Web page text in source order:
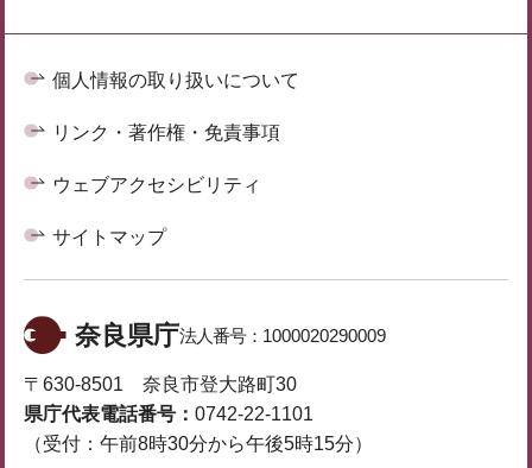
個人情報の取り扱いについて
リンク・著作権・免責事項
ウェブアクセシビリティ
サイトマップ
奈良県庁法人番号： 1000020290009
〒630-8501 奈良市登大路町30
県庁代表電話番号： 0742-22-1101
（受付：午前8時30分から午後5時15分）